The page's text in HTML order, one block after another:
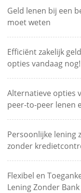
Geld lenen bij een
moet weten
Efficiënt zakelijk
opties vandaag nog!
Alternatieve opties
peer-to-peer lenen
Persoonlijke lening
zonder
Flexibel en
Lening Zonder Bank